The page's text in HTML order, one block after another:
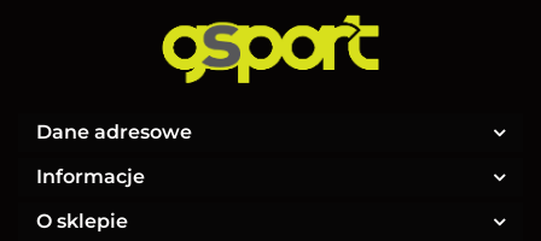
Dane adresowe
Informacje
O sklepie